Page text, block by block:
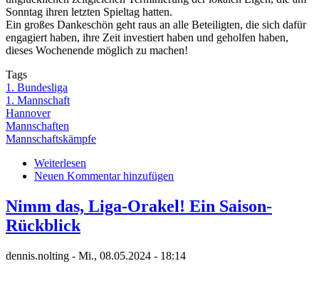
Sonntag ihren letzten Spieltag hatten.
Ein großes Dankeschön geht raus an alle Beteiligten, die sich dafür
engagiert haben, ihre Zeit investiert haben und geholfen haben,
dieses Wochenende möglich zu machen!
Tags
1. Bundesliga
1. Mannschaft
Hannover
Mannschaften
Mannschaftskämpfe
Weiterlesen
Ein
Mal
Ausrufezeichen
Bundesligafinale
Neuen Kommentar hinzufügen
Nimm das, Liga-Orakel! Ein Saison-
Rückblick
dennis.nolting - Mi., 08.05.2024 - 18:14